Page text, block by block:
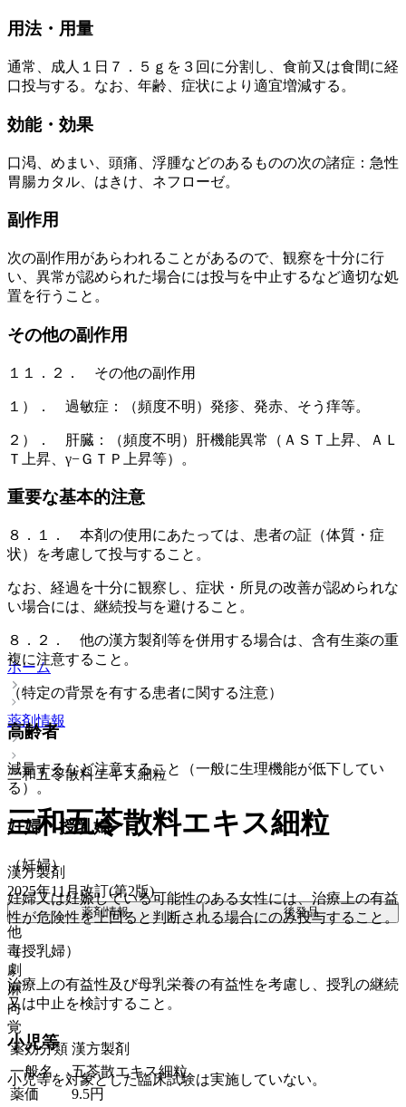
用法・用量
通常、成人１日７．５ｇを３回に分割し、食前又は食間に経
口投与する。なお、年齢、症状により適宜増減する。
効能・効果
口渇、めまい、頭痛、浮腫などのあるものの次の諸症：急性
胃腸カタル、はきけ、ネフローゼ。
副作用
次の副作用があらわれることがあるので、観察を十分に行
い、異常が認められた場合には投与を中止するなど適切な処
置を行うこと。
その他の副作用
１１．２． その他の副作用
１）． 過敏症：（頻度不明）発疹、発赤、そう痒等。
２）． 肝臓：（頻度不明）肝機能異常（ＡＳＴ上昇、ＡＬ
Ｔ上昇、γ−ＧＴＰ上昇等）。
重要な基本的注意
８．１． 本剤の使用にあたっては、患者の証（体質・症
状）を考慮して投与すること。
なお、経過を十分に観察し、症状・所見の改善が認められな
い場合には、継続投与を避けること。
８．２． 他の漢方製剤等を併用する場合は、含有生薬の重
複に注意すること。
（特定の背景を有する患者に関する注意）
高齢者
減量するなど注意すること（一般に生理機能が低下してい
る）。
妊婦・授乳婦
（妊婦）
妊婦又は妊娠している可能性のある女性には、治療上の有益
性が危険性を上回ると判断される場合にのみ投与すること。
（授乳婦）
治療上の有益性及び母乳栄養の有益性を考慮し、授乳の継続
又は中止を検討すること。
小児等
小児等を対象とした臨床試験は実施していない。
ホーム
薬剤情報
三和五苓散料エキス細粒
三和五苓散料エキス細粒
漢方製剤
2025年11月改訂(第2版)
薬剤情報 後発品
他
毒
劇
麻
向
覚
薬効分類 漢方製剤
一般名
五苓散エキス細粒
薬価
9.5円